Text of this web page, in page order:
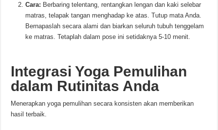
Cara: Berbaring telentang, rentangkan lengan dan kaki selebar
matras, telapak tangan menghadap ke atas. Tutup mata Anda.
Bernapaslah secara alami dan biarkan seluruh tubuh tenggelam
ke matras. Tetaplah dalam pose ini setidaknya 5-10 menit.
Integrasi Yoga Pemulihan
dalam Rutinitas Anda
Menerapkan yoga pemulihan secara konsisten akan memberikan
hasil terbaik.